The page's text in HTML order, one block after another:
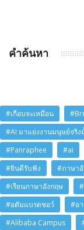
คำค้นหา
#เกือบจะเหมือน
#AI มาแย่งงานมนุษย์จริง
#Panraphee
#ai
#ยินดีรับฟัง
#ภาษาอั
#เรียนภาษาอังกฤษ
#อดัมแบรดชอว์
#อ
#Alibaba Campus